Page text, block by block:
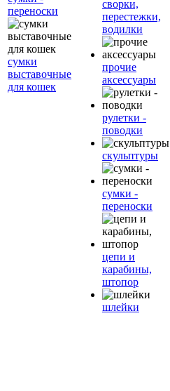
переноски
сумки
выставочные
для кошек
сворки,
перестежки,
водилки
прочие
аксессуары
рулетки -
поводки
скульптуры
сумки -
переноски
цепи и
карабины,
штопор
шлейки